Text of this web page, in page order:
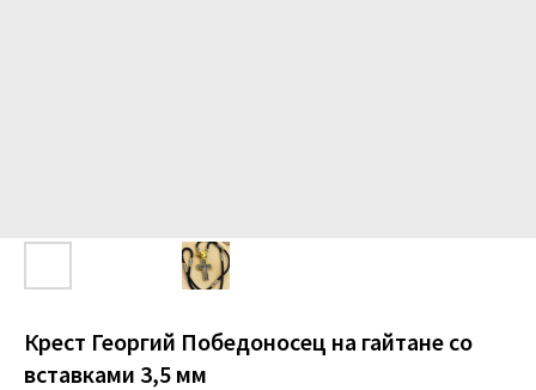
Крест Георгий Победоносец на гайтане со
вставками 3,5 мм